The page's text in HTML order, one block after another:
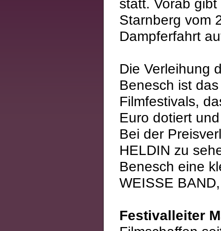
statt. Vorab
Starnberg vom
Dampferfahrt
Die Verleihung
Benesch ist
Filmfestivals,
Euro dotiert
Bei der
HELDIN zu
Benesch eine
WEISSE
Festivalleiter